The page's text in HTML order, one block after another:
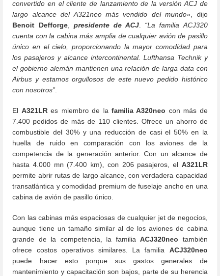
convertido en el cliente de lanzamiento de la versión ACJ de
largo alcance del A321neo más vendido del mundo» , dijo
Benoit Defforge, presidente de ACJ
“La familia ACJ320
cuenta con la cabina más amplia de cualquier avión de pasillo
único en el cielo, proporcionando la mayor comodidad para
los pasajeros y alcance intercontinental. Lufthansa Technik y
el gobierno alemán mantienen una relación de larga data con
Airbus y estamos orgullosos de este nuevo pedido histórico
con nosotros”
El A321LRes miembro de la familia A320neo con más de
7.400 pedidos de más de 110 clientes. Ofrece un ahorro de
combustible del 30% y una reducción de casi el 50% en la
huella de ruido en comparación con los aviones de la
competencia de la generación anterior. Con un alcance de
hasta 4.000 mn (7.400 km), con 206 pasajeros, el A321LR
permite abrir rutas de largo alcance, con verdadera capacidad
transatlántica y comodidad premium de fuselaje ancho en una
cabina de avión de pasillo único.
Con las cabinas más espaciosas de cualquier jet de negocios,
aunque tiene un tamaño similar al de los aviones de cabina
grande de la competencia, la familiaACJ320neo también
ofrece costos operativos similares. La familia ACJ320neo
puede hacer esto porque sus gastos generales de
mantenimiento y capacitación son bajos, parte de su herencia